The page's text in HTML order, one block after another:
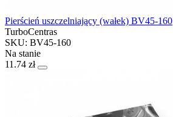
Pierścień uszczelniający (wałek) BV45-160
TurboCentras
SKU: BV45-160
Na stanie
11.74 zł